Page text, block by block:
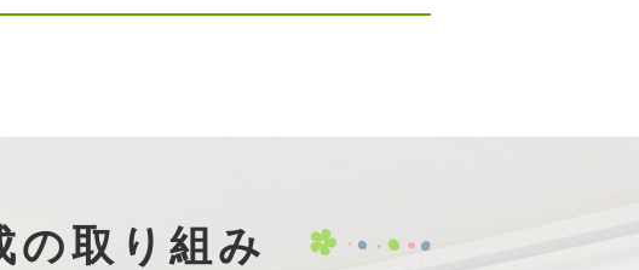
向けて佛教大学の学生に認知症サポーター
[らくわプラス]
スリリース を配信しました。
の取り組み